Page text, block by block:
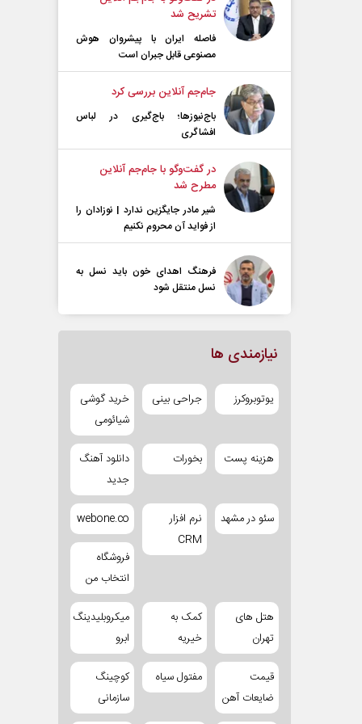
تشریح شد
فاصله ایران با پیشرو‌ان هوش
مصنوعی قابل جبران است
جام‌جم آنلاین بررسی کرد
باج‌نیوزها؛ باج‌گیری در لباس
افشاگری
در گفت‌و‌گو با جام‌جم آنلاین
مطرح شد
شیر مادر جایگزین ندارد | نوزادان را
از فواید آن محروم نکنیم
فرهنگ اهدای خون باید نسل به
نسل منتقل شود
نیازمندی ها
یوتوبروکرز جراحی بینی
خرید گوشی
شیائومی
هزینه پست بخورات
دانلود آهنگ
جدید
سئو در مشهد
نرم افزار
CRM
webone.co
فروشگاه
انتخاب من
هتل های
تهران
کمک به
خیریه
میکروبلیدینگ
ابرو
قیمت
ضایعات آهن
مفتول سیاه
کوچینگ
سازمانی